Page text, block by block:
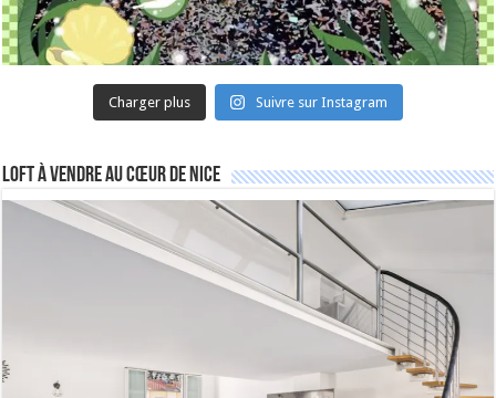
Charger plus Suivre sur Instagram
Loft à vendre au cœur de Nice